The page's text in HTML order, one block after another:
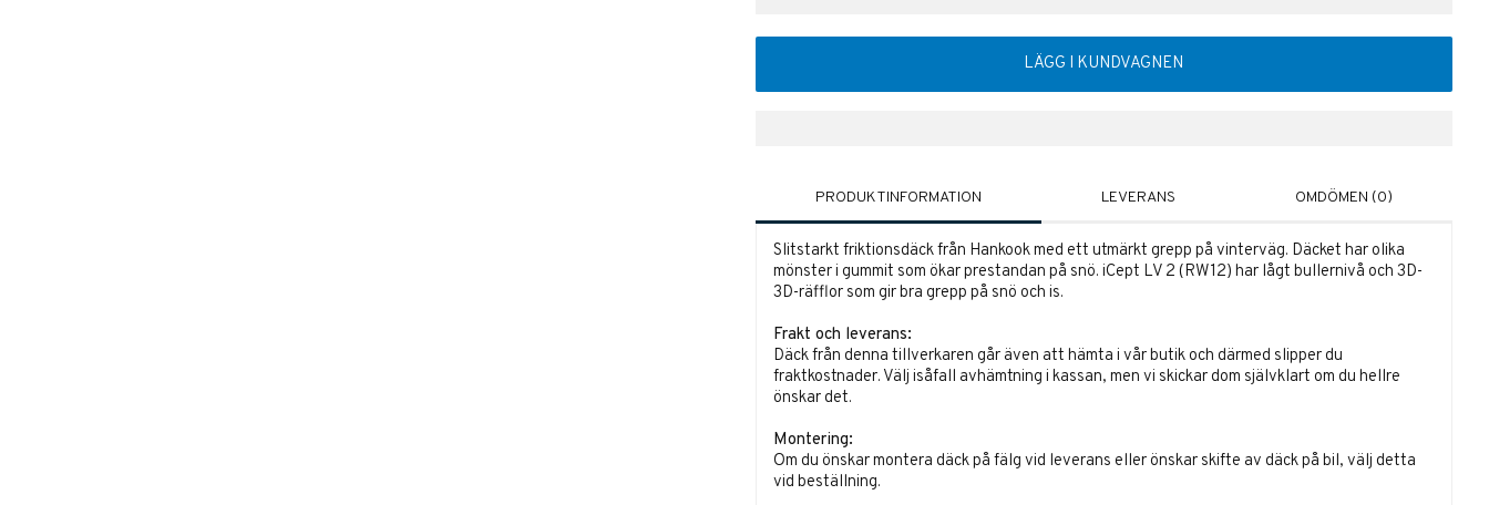
LÄGG I KUNDVAGNEN
PRODUKTINFORMATION
Slitstarkt friktionsdäck från Hankook med ett utmärkt grepp på vinterväg. Däcket har olika
mönster i gummit som ökar prestandan på snö. iCept LV 2 (RW12) har lågt bullernivå och 3D-
3D-räfflor som gir bra grepp på snö och is.
Frakt och leverans:
Däck från denna tillverkaren går även att hämta i vår butik och därmed slipper du
fraktkostnader. Välj isåfall avhämtning i kassan, men vi skickar dom självklart om du hellre
önskar det.
Montering:
Om du önskar montera däck på fälg vid leverans eller önskar skifte av däck på bil, välj detta
vid beställning.
LEVERANS OMDÖMEN (0)